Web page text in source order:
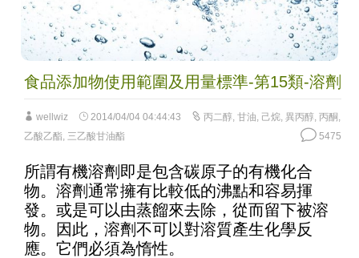
食品添加物使用範圍及用量標準-第15類-溶劑
wellwiz 2014/04/04 04:44:43 丙二醇, 甘油 己烷, 異丙醇, 丙酮
乙酸乙酯 三乙酸甘油酯 5475
所謂有機溶劑即是包含碳原子的有機化合
物。溶劑通常擁有比較低的沸點和容易揮
發。或是可以由蒸餾來去除，從而留下被溶
物。因此，溶劑不可以對溶質產生化學反
應。它們必須為惰性。